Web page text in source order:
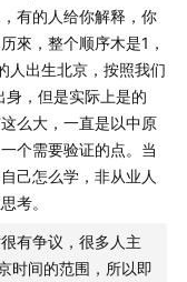
有的人给你解释，你
來，整个顺序木是1，
人出生北京，按照我们
，但是实际上是的
么大，一直是以中原
个需要验证的点。当
己怎么学，非从业人
考。
有争议，很多人主
时间的范围，所以即